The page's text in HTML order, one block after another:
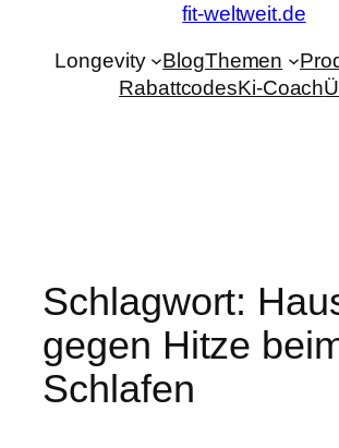
fit-weltweit.de
Longevity BlogThemen
RabattcodesKi-Coach
Schlagwort:
gegen Hitze
Schlafen